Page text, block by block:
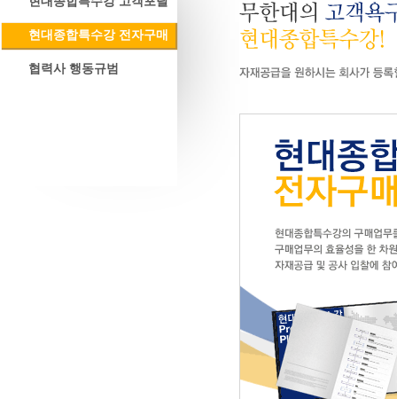
현대종합특수강 전자구매
협력사 행동규범